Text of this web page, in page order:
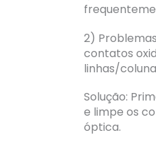
2)
contatos
linhas/
Solução:
e limpe os
óptica.